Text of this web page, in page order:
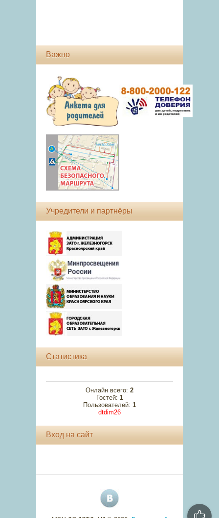
Важно
Учредители и партнёры
Статистика
Онлайн всего: 2
Гостей: 1
Пользователей: 1
dtdim26
Вход на сайт